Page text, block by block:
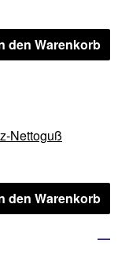
den Warenkorb
Nettoguß
den Warenkorb